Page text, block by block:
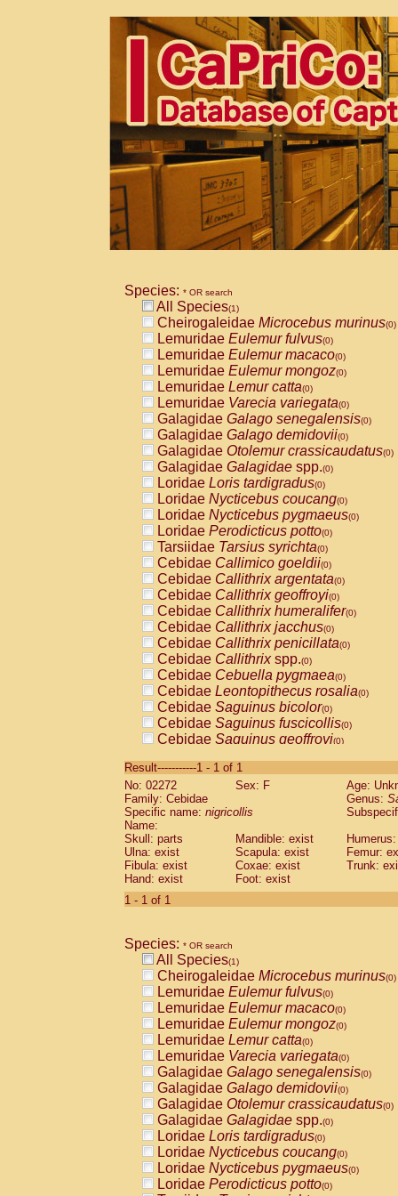
Species: * OR search
All Species(1)
Cheirogaleidae Microcebus murinus(0)
Lemuridae Eulemur fulvus(0)
Lemuridae Eulemur macaco(0)
Lemuridae Eulemur mongoz(0)
Lemuridae Lemur catta(0)
Lemuridae Varecia variegata(0)
Galagidae Galago senegalensis(0)
Galagidae Galago demidovii(0)
Galagidae Otolemur crassicaudatus(0)
Galagidae Galagidae spp.(0)
Loridae Loris tardigradus(0)
Loridae Nycticebus coucang(0)
Loridae Nycticebus pygmaeus(0)
Loridae Perodicticus potto(0)
Tarsiidae Tarsius syrichta(0)
Cebidae Callimico goeldii(0)
Cebidae Callithrix argentata(0)
Cebidae Callithrix geoffroyi(0)
Cebidae Callithrix humeralifer(0)
Cebidae Callithrix jacchus(0)
Cebidae Callithrix penicillata(0)
Cebidae Callithrixspp.(0)
Cebidae Cebuella pygmaea(0)
Cebidae Leontopithecus rosalia(0)
Cebidae Saguinus bicolor(0)
Cebidae Saguinus fuscicollis(0)
Cebidae Saguinus geoffroyi(0)
CebidaeSaguinus labiatus(0)
Cebidae Saguinus leucopus (0)
Cebidae
CebidaeSaguinus mystax
Cebidae Saguinus nigricollis (1)
Cebidae Saguinus oedipus
Cebidae Saguinus weddelli
Cebidae Saguinusspp.
Cebidae
CebidaeCebus capucinus
CebidaeCebus nigrivittatus
CebidaeCebus spp.(0)
CebidaeSaimiri boliviensis(0)
CebidaeSaimiri sciureus(0)
AtelidaeAlouatta caraya(0)
AtelidaeAlouatta fusca(0)
AtelidaeAlouatta seniculus(0)
AtelidaeAlouattaspp.(0)
AtelidaeAteles belzebuth(0)
AtelidaeAteles geoffroyi(0)
AtelidaeAteles paniscus(0)
AtelidaeAtelesspp.(0)
AtelidaeLagothrix lagothricha(0)
AtelidaeLagothrix lagothricha cana
PitheciidaeCacajao calvus
Result-----------1 - 1 of 1
No: 02272
Sex: F
Age:
Family: Cebidae
Genus:
Specific name: nigricollis
Name:
Skull: parts
Mandible: exist
Ulna: exist
Scapula: exist
Femur:
Fibula: exist
Coxae: exist
Trunk:
Hand: exist
Foot: exist
1 - 1 of 1
Species: * OR search
All Species(1)
Cheirogaleidae Microcebus murinus(0)
Lemuridae Eulemur fulvus(0)
Lemuridae Eulemur macaco(0)
Lemuridae Eulemur mongoz(0)
Lemuridae Lemur catta(0)
Lemuridae Varecia variegata(0)
Galagidae Galago senegalensis(0)
Galagidae Galago demidovii(0)
Galagidae Otolemur crassicaudatus(0)
Galagidae Galagidae spp.(0)
Loridae Loris tardigradus(0)
Loridae Nycticebus coucang(0)
Loridae Nycticebus pygmaeus(0)
Loridae Perodicticus potto(0)